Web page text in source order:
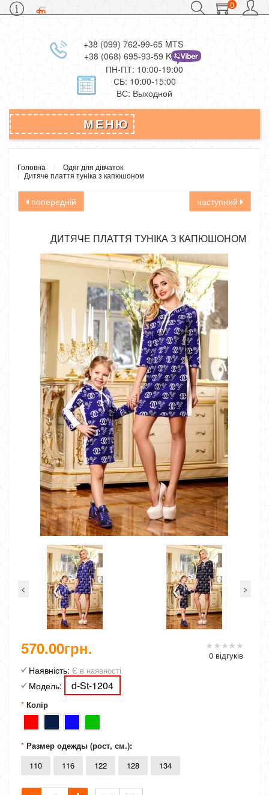
0
+38 (099) 762-99-65 MTS
+38 (068) 695-93-59 Kievstar
ПН-ПТ: 10:00-19:00
СБ: 10:00-15:00
ВС: Выходной
МЕНЮ
Головна
Одяг для дівчаток
Дитяче плаття туніка з капюшоном
попередній наступний
ДИТЯЧЕ ПЛАТТЯ ТУНІКА З КАПЮШОНОМ
< >
0 відгуків
570.00грн.
Наявність: Є в наявності
Модель: d-St-1204
Колір
Размер одежды (рост, см.):
110
116 122 128 134